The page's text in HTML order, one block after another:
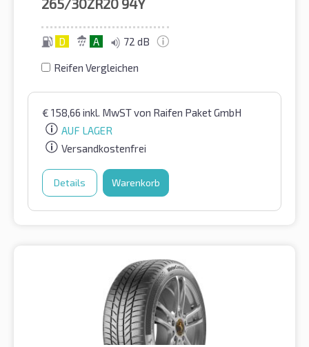
265/30ZR20 94Y
D A 72 dB
Reifen Vergleichen
€ 158,66 inkl. MwSTvon Raifen Paket GmbH
AUF LAGER
Versandkostenfrei
Details Warenkorb